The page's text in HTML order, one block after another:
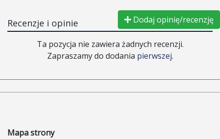
Recenzje i opinie Dodaj opinię/recenzję
Ta pozycja nie zawiera żadnych recenzji.
Zapraszamy do dodania pierwszej.
Mapa strony